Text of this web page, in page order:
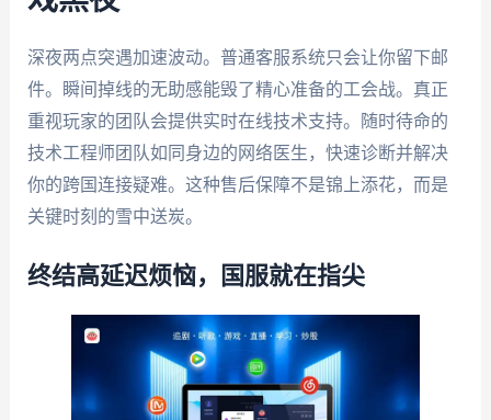
深夜两点突遇加速波动。普通客服系统只会让你留下邮
件。瞬间掉线的无助感能毁了精心准备的工会战。真正
重视玩家的团队会提供实时在线技术支持。随时待命的
技术工程师团队如同身边的网络医生，快速诊断并解决
你的跨国连接疑难。这种售后保障不是锦上添花，而是
关键时刻的雪中送炭。
终结高延迟烦恼，国服就在指尖